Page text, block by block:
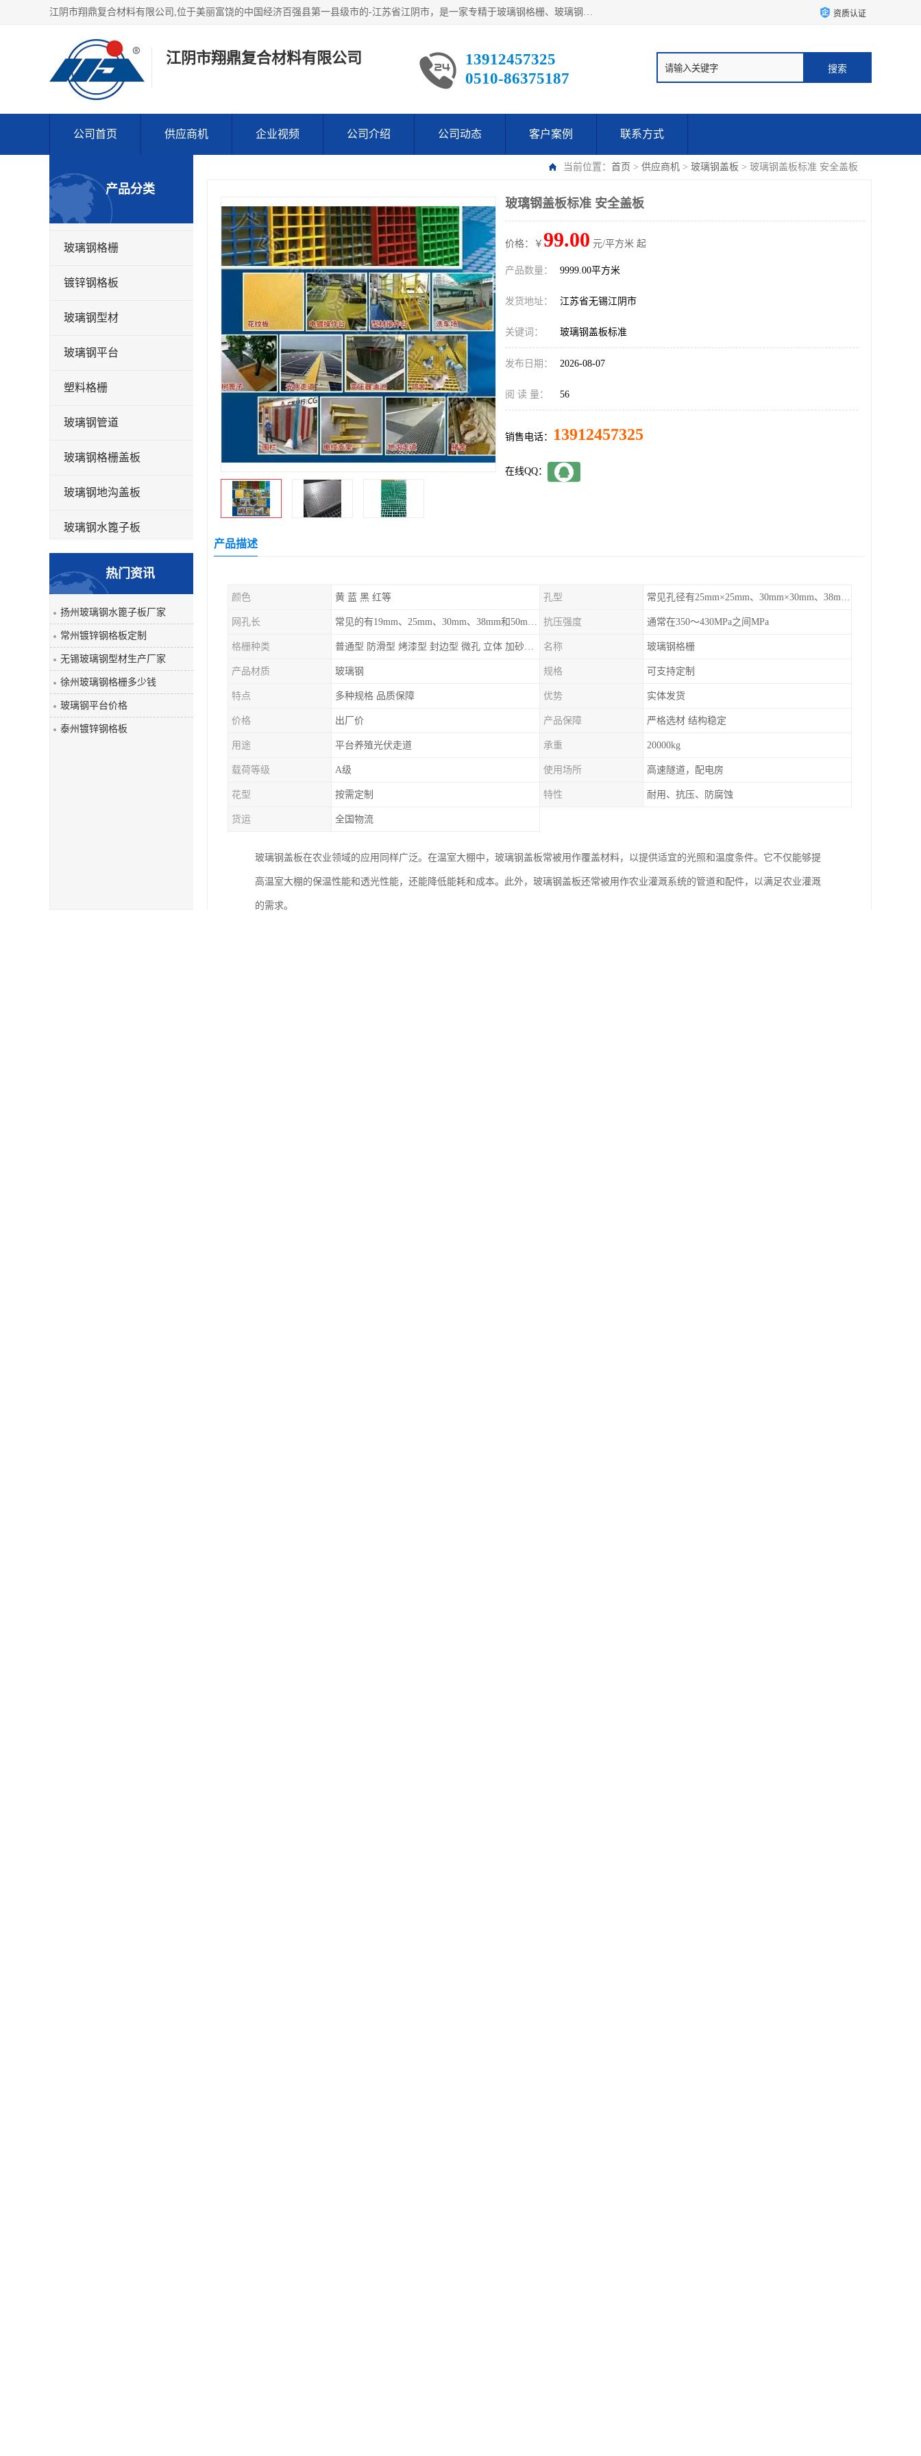
江阴市翔鼎复合材料有限公司,位于美丽富饶的中国经济百强县第一县级市的-江苏省江阴市，是一家专精于玻璃钢格栅、玻璃钢新材料,镀锌钢格板，机械设备生产制造及研发的科技型企业；公司产品已销往了世界多个国家和地区，公司人决心加倍努力愿与广大社会同仁精诚合作共创辉煌！ 资质认证
江阴市翔鼎复合材料有限公司
13912457325
0510-86375187
公司首页 供应商机 企业视频 公司介绍 公司动态 客户案例 联系方式
当前位置： 首页 > 供应商机 > 玻璃钢盖板 > 玻璃钢盖板标准 安全盖板
产品分类
玻璃钢格栅
镀锌钢格板
玻璃钢型材
玻璃钢平台
塑料格栅
玻璃钢管道
玻璃钢格栅盖板
玻璃钢地沟盖板
玻璃钢水篦子板
玻璃钢平板
玻璃钢盖板
热门资讯
扬州玻璃钢水篦子板厂家
常州镀锌钢格板定制
无锡玻璃钢型材生产厂家
徐州玻璃钢格栅多少钱
玻璃钢平台价格
泰州镀锌钢格板
玻璃钢盖板标准 安全盖板
价格：￥ 99.00 元/平方米 起
产品数量： 9999.00平方米
发货地址： 江苏省无锡江阴市
关键词： 玻璃钢盖板标准
发布日期： 2026-08-07
阅 读 量： 56
销售电话： 13912457325
在线QQ：
产品描述
颜色 黄 蓝 黑 红等 孔型 常见孔径有25mm×25mm、30mm×30mm、38mm×38mm等,
网孔长 常见的有19mm、25mm、30mm、38mm和50mm等 抗压强度 通常在350～430MPa之间MPa
格栅种类 普通型 防滑型 ‌烤漆型 封边型 ‌微孔 立体 加砂覆面型 平面型 名称 玻璃钢格栅
产品材质 玻璃钢 规格 可支持定制
特点 多种规格 品质保障 优势 实体发货
价格 出厂价 产品保障 严格选材 结构稳定
用途 平台养殖光伏走道 承重 20000kg
载荷等级 A级 使用场所 高速隧道，配电房
花型 按需定制 特性 耐用、抗压、防腐蚀
货运 全国物流
玻璃钢盖板在农业领域的应用同样广泛。在温室大棚中，玻璃钢盖板常被用作覆盖材料，以提供适宜的光照和温度条件。它不仅能够提
高温室大棚的保温性能和透光性能，还能降低能耗和成本。此外，玻璃钢盖板还常被用作农业灌溉系统的管道和配件，以满足农业灌溉
的需求。